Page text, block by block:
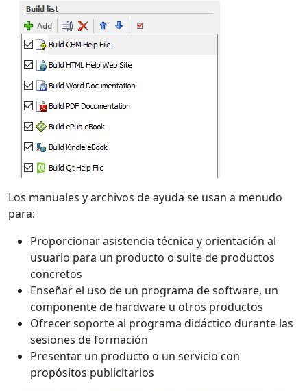
Los manuales y archivos de ayuda se usan a menudo
para:
Proporcionar asistencia técnica y orientación al
usuario para un producto o suite de productos
concretos
Enseñar el uso de un programa de software, un
componente de hardware u otros productos
Ofrecer soporte al programa didáctico durante las
sesiones de formación
Presentar un producto o un servicio con
propósitos publicitarios